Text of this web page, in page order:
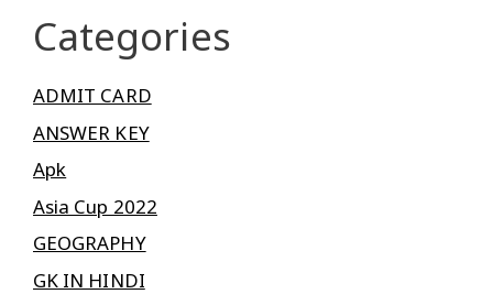
Categories
ADMIT CARD
ANSWER KEY
Apk
Asia Cup 2022
GEOGRAPHY
GK IN HINDI